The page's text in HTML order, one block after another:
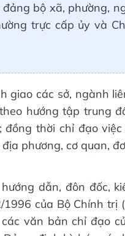
bộ xã, phường,
trực cấp ủy và
giao các sở, ngành
hướng tập trung
thời chỉ đạo
phương, cơ quan,
dẫn, đôn đốc,
của Bộ Chính trị
văn bản chỉ đạo